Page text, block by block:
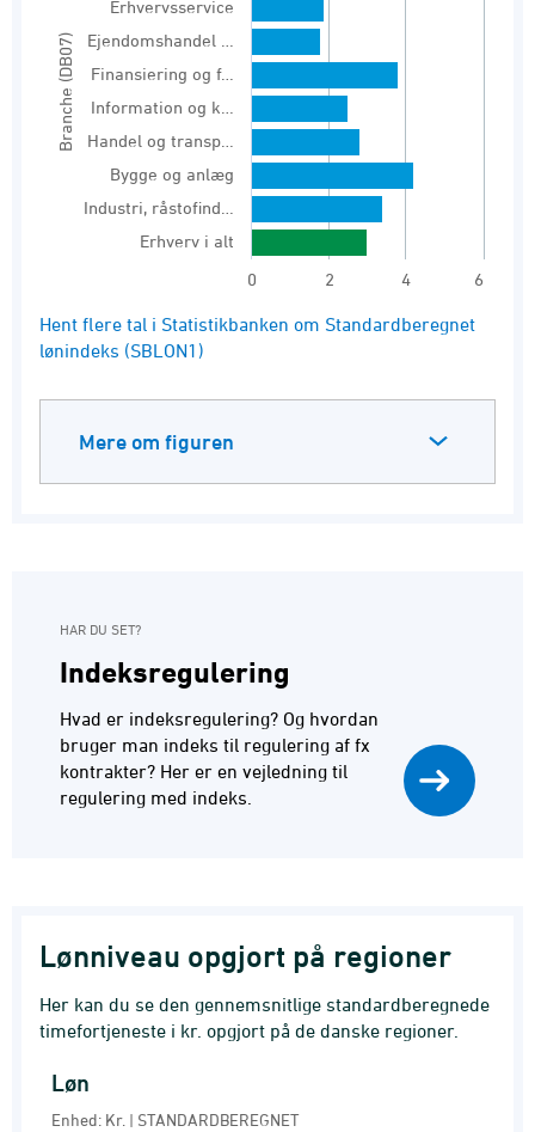
The chart has 1 Y axis displaying values.
Branche (DB07)
Erhvervsservice
Ejendomshandel …
Finansiering og f…
Information og k…
Handel og transp…
Bygge og anlæg
Industri, råstofind…
Erhverv i alt
0
2 4 6
End of interactive chart.
Hent flere tal i Statistikbanken om Standardberegnet
lønindeks (SBLON1)
Mere om figuren
HAR DU SET?
Indeksregulering
Hvad er indeksregulering? Og hvordan
bruger man indeks til regulering af fx
kontrakter? Her er en vejledning til
regulering med indeks.
Lønniveau opgjort på regioner
Her kan du se den gennemsnitlige standardberegnede
timefortjeneste i kr. opgjort på de danske regioner.